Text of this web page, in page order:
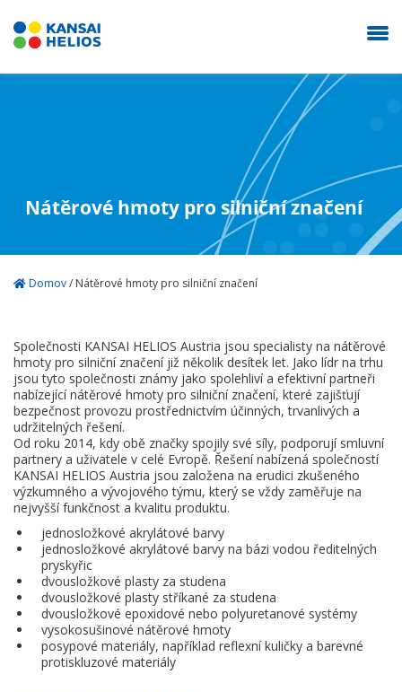
Nátěrové hmoty pro silniční značení
Domov/ Nátěrové hmoty pro silniční značení
Společnosti KANSAI HELIOS Austria jsou specialisty na nátěrové
hmoty pro silniční značení již několik desítek let. Jako lídr na trhu
jsou tyto společnosti známy jako spolehliví a efektivní partneři
nabízející nátěrové hmoty pro silniční značení, které zajišťují
bezpečnost provozu prostřednictvím účinných, trvanlivých a
udržitelných řešení.
Od roku 2014, kdy obě značky spojily své síly, podporují smluvní
partnery a uživatele v celé Evropě. Řešení nabízená společností
KANSAI HELIOS Austria jsou založena na erudici zkušeného
výzkumného a vývojového týmu, který se vždy zaměřuje na
nejvyšší funkčnost a kvalitu produktu.
jednosložkové akrylátové barvy
jednosložkové akrylátové barvy na bázi vodou ředitelných
pryskyřic
dvousložkové plasty za studena
dvousložkové plasty stříkané za studena
dvousložkové epoxidové nebo polyuretanové systémy
vysokosušinové nátěrové hmoty
posypové materiály, například reflexní kuličky a barevné
protiskluzové materiály
Naše společnost
Prodejna
Aktuality
Kontakty
KANSAI HELIOS CZ s.r.o.
Sokolovská 115
686 01 Uherské Hradiště
Česká Republika